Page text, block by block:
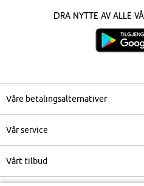
Dra nytte av alle
Våre betalingsalternativer
Vår service
Vårt tilbud